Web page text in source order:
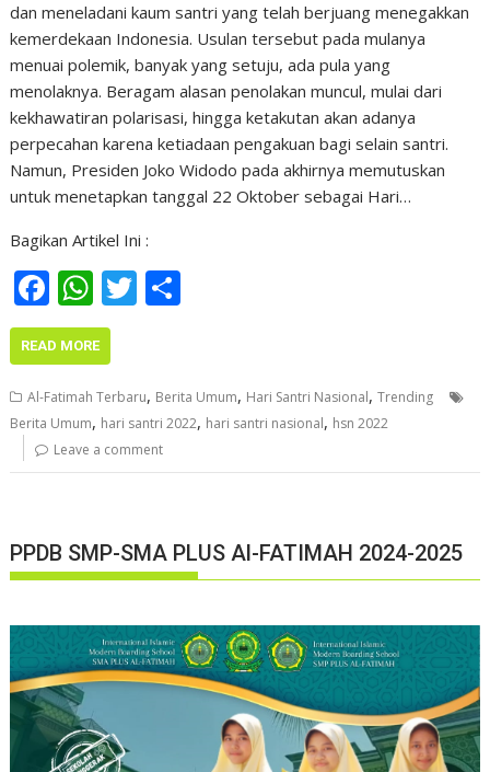
dan meneladani kaum santri yang telah berjuang menegakkan
kemerdekaan Indonesia. Usulan tersebut pada mulanya
menuai polemik, banyak yang setuju, ada pula yang
menolaknya. Beragam alasan penolakan muncul, mulai dari
kekhawatiran polarisasi, hingga ketakutan akan adanya
perpecahan karena ketiadaan pengakuan bagi selain santri.
Namun, Presiden Joko Widodo pada akhirnya memutuskan
untuk menetapkan tanggal 22 Oktober sebagai Hari…
Bagikan Artikel Ini :
F
ac
e
b
o
o
W
h
at
s
A
p
T
er e
READ MORE
Al-Fatimah Terbaru, Berita Umum, Hari Santri Nasional,Trending
Berita Umum, hari santri 2022, hari santri nasional, hsn 2022
Leave a comment
PPDB SMP-SMA PLUS Al-FATIMAH 2024-2025